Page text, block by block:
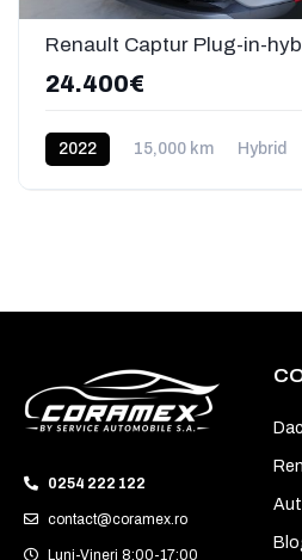
Renault Captur Plug-in-
24.400€
2022 15,000 km Hybrid
0254 222 122
contact@coramex.ro
Luni-Vineri 8:00-17:00